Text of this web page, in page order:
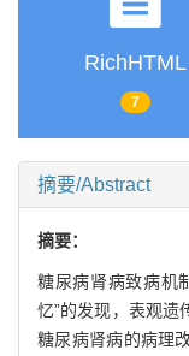
RichHTML
7
摘要/Abstract
摘要：
糖尿病肾病致病机
忆”的发现，表观遗
糖尿病肾病的病理